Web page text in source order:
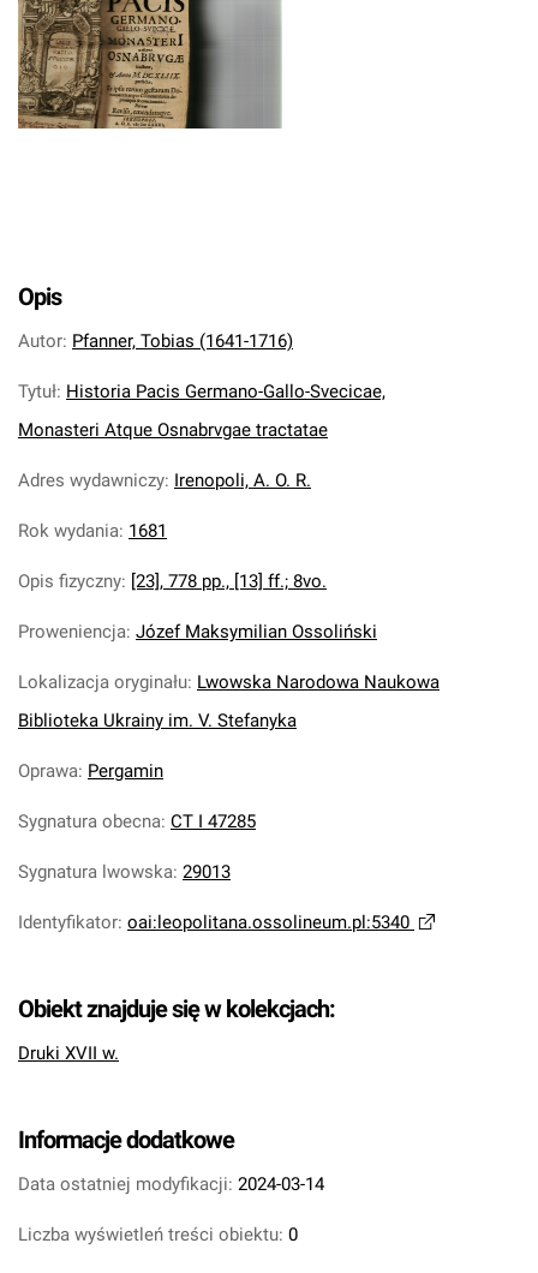
Opis
Autor: Pfanner, Tobias (1641-1716)
Tytuł: Historia Pacis Germano-Gallo-Svecicae,
Monasteri Atque Osnabrvgae tractatae
Adres wydawniczy: Irenopoli, A. O. R.
Rok wydania: 1681
Opis fizyczny: [23], 778 pp., [13] ff.; 8vo.
Proweniencja: Józef Maksymilian Ossoliński
Lokalizacja oryginału: Lwowska Narodowa Naukowa
Biblioteka Ukrainy im. V. Stefanyka
Oprawa: Pergamin
Sygnatura obecna: CT I 47285
Sygnatura lwowska: 29013
Identyfikator: oai:leopolitana.ossolineum.pl:5340
Obiekt znajduje się w kolekcjach:
Druki XVII w.
Informacje dodatkowe
Data ostatniej modyfikacji: 2024-03-14
Liczba wyświetleń treści obiektu: 0